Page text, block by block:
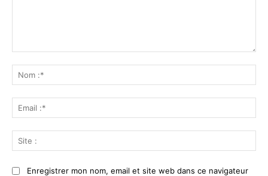
:*
:*
:
Enregistrer mon nom, email et site web dans ce navigateur